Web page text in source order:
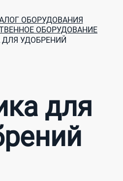
ОБОРУДОВАНИЯ
ОБОРУДОВАНИЕ
ДЛЯ УДОБРЕНИЙ
для